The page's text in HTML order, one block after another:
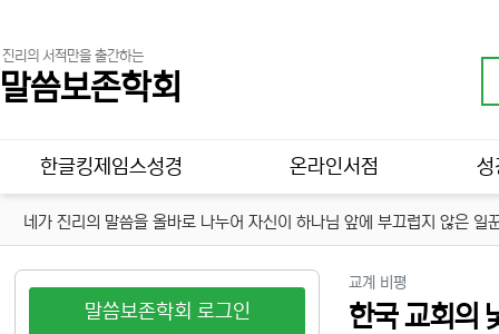
진리의 서적만을 출간하는
말씀보존학회
메인 메뉴
한글킹제임스성경 온라인서점 성
네가 진리의 말씀을 올바로 나누어 자신이 하나님 앞에 부끄럽지 않은
교계 비평
한국 교회의
말씀보존학회 로그인